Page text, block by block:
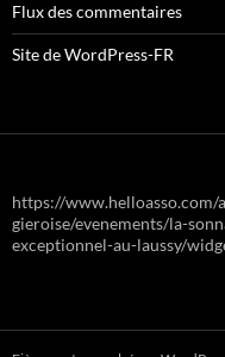
Flux des commentaires
Site de WordPress-FR
https://
gieroise/evenements/la-
exceptionnel-au-laussy/